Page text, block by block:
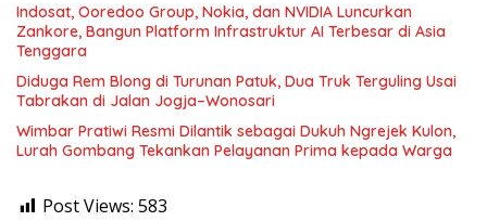
Indosat, Ooredoo Group, Nokia, dan NVIDIA Luncurkan
Zankore, Bangun Platform Infrastruktur AI Terbesar di Asia
Tenggara
Diduga Rem Blong di Turunan Patuk, Dua Truk Terguling Usai
Tabrakan di Jalan Jogja–Wonosari
Wimbar Pratiwi Resmi Dilantik sebagai Dukuh Ngrejek Kulon,
Lurah Gombang Tekankan Pelayanan Prima kepada Warga
Post Views: 583